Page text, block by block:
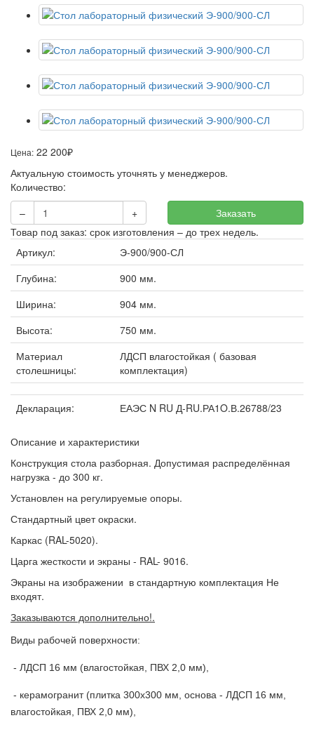
Цена: 22 200₽
Актуальную стоимость уточнять у менеджеров.
Количество:
–
+
Заказать
Товар под заказ: срок изготовления – до трех недель.
Артикул:
Э-900/900-СЛ
Глубина:
900 мм.
Ширина:
904 мм.
Высота:
750 мм.
Материал
столешницы:
ЛДСП влагостойкая ( базовая
комплектация)
Декларация: ЕАЭС N RU Д-RU.РА1O.В.26788/23
Описание и характеристики
Конструкция стола разборная. Допустимая распределённая
нагрузка - до 300 кг.
Установлен на регулируемые опоры.
Стандартный цвет окраски.
Каркас (RAL-5020).
Царга жесткости и экраны - RAL- 9016.
Экраны на изображении в стандартную комплектация Не
входят.
Заказываются дополнительно!.
Виды рабочей поверхности:
- ЛДСП 16 мм (влагостойкая, ПВХ 2,0 мм),
- керамогранит (плитка 300х300 мм, основа - ЛДСП 16 мм,
влагостойкая, ПВХ 2,0 мм),